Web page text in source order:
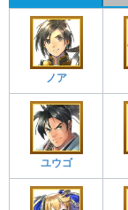
ノア
ユウゴ